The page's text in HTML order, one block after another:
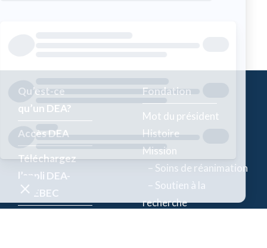
Qu’est-ce
qu’un DEA?
Accès DEA
Téléchargez
l’appli DEA-
QUÉBEC
Fondation
Mot du président
Histoire
Mission
– Soins de réanimation
– Soutien à la
recherche